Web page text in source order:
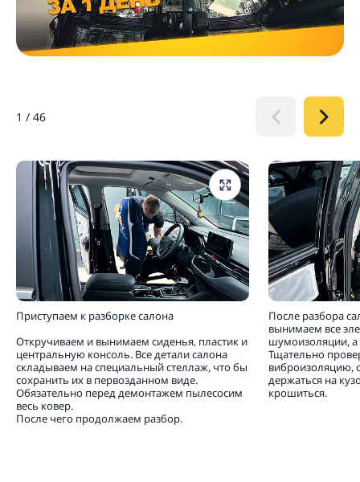
1 / 46
Приступаем к разборке салона
Откручиваем и вынимаем сиденья, пластик и
центральную консоль. Все детали салона
складываем на специальный стеллаж, что бы
сохранить их в первозданном виде.
Обязательно перед демонтажем пылесосим
весь ковер.
После чего продолжаем разбор.
После разбора
вынимаем все
шумоизоляции, а
Тщательно
виброизоляцию,
держаться на
крошиться.